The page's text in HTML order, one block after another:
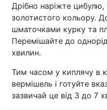
Дрібно наріжте
золотистого кольору.
шматочками курку та
Перемішайте до
хвилин.
Тим часом у киплячу в
вермішель і готуйте
зазвичай це від 3 до 7